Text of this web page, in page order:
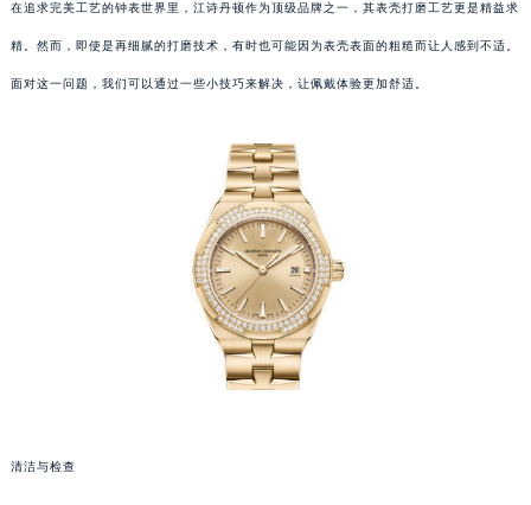
在追求完美工艺的钟表世界里，江诗丹顿作为顶级品牌之一，其表壳打磨工艺更是精益求
精。然而，即使是再细腻的打磨技术，有时也可能因为表壳表面的粗糙而让人感到不适。
面对这一问题，我们可以通过一些小技巧来解决，让佩戴体验更加舒适。
清洁与检查